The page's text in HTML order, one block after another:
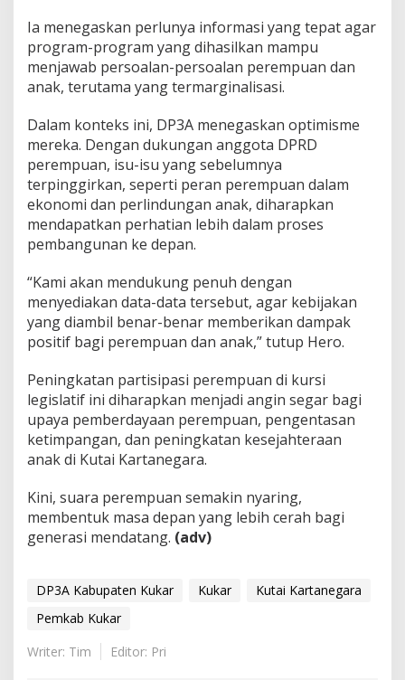
Ia menegaskan perlunya informasi yang tepat agar
program-program yang dihasilkan mampu
menjawab persoalan-persoalan perempuan dan
anak, terutama yang termarginalisasi.
Dalam konteks ini, DP3A menegaskan optimisme
mereka. Dengan dukungan anggota DPRD
perempuan, isu-isu yang sebelumnya
terpinggirkan, seperti peran perempuan dalam
ekonomi dan perlindungan anak, diharapkan
mendapatkan perhatian lebih dalam proses
pembangunan ke depan.
“Kami akan mendukung penuh dengan
menyediakan data-data tersebut, agar kebijakan
yang diambil benar-benar memberikan dampak
positif bagi perempuan dan anak,” tutup Hero.
Peningkatan partisipasi perempuan di kursi
legislatif ini diharapkan menjadi angin segar bagi
upaya pemberdayaan perempuan, pengentasan
ketimpangan, dan peningkatan kesejahteraan
anak di Kutai Kartanegara.
Kini, suara perempuan semakin nyaring,
membentuk masa depan yang lebih cerah bagi
generasi mendatang. (adv)
DP3A Kabupaten Kukar Kukar
Kutai Kartanegara
Pemkab Kukar
Writer: Tim
Editor: Pri